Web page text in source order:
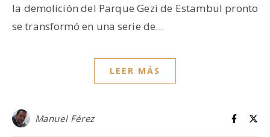
la demolición del Parque Gezi de Estambul pronto
se transformó en una serie de…
LEER MÁS
Manuel Férez